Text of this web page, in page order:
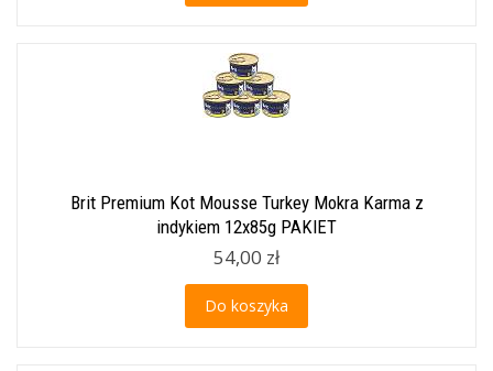
Brit Premium Kot Mousse Turkey Mokra Karma z
indykiem 12x85g PAKIET
54,00 zł
Do koszyka